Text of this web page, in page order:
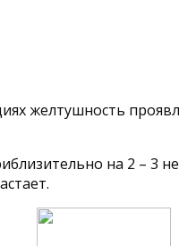
желтушность
на 2 – 3